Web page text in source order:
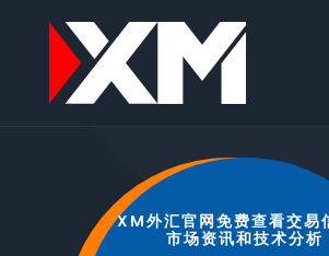
XM外汇官网免费查看交易
市场资讯和技术分析